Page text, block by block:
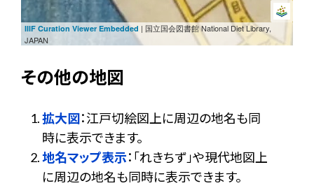
IIIF Curation Viewer Embedded | 国立国会図書館 National Diet Library,
JAPAN
その他の地図
拡大図：江戸切絵図上に周辺の地名も同
時に表示できます。
地名マップ表示：「れきちず」や現代地図上
に周辺の地名も同時に表示できます。